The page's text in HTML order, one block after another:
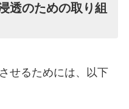
透のための取り組
せるためには、以下